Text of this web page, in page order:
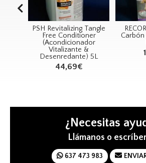
Revitalizing Tangle
Free Conditioner
(Acondicionador
5L
RECORD
Carbón Activo
¿Necesitas
Llámanos o
637 473 983